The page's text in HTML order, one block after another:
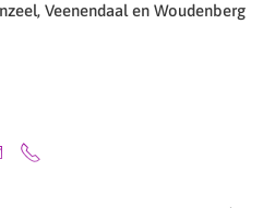
Veenendaal en Woudenberg